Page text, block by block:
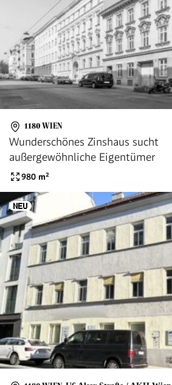
1180 WIEN
Wunderschönes Zinshaus sucht
außergewöhnliche Eigentümer
980 m²